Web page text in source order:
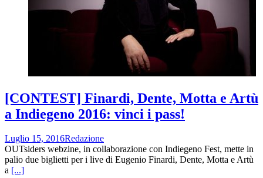
[CONTEST] Finardi, Dente, Motta e Artù
a Indiegeno 2016: vinci i pass!
Luglio 15, 2016Redazione
OUTsiders webzine, in collaborazione con Indiegeno Fest, mette in
palio due biglietti per i live di Eugenio Finardi, Dente, Motta e Artù
a [...]